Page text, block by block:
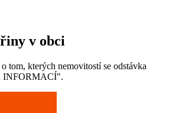
v obci
tom, kterých nemovitostí se odstávka
INFORMACÍ".